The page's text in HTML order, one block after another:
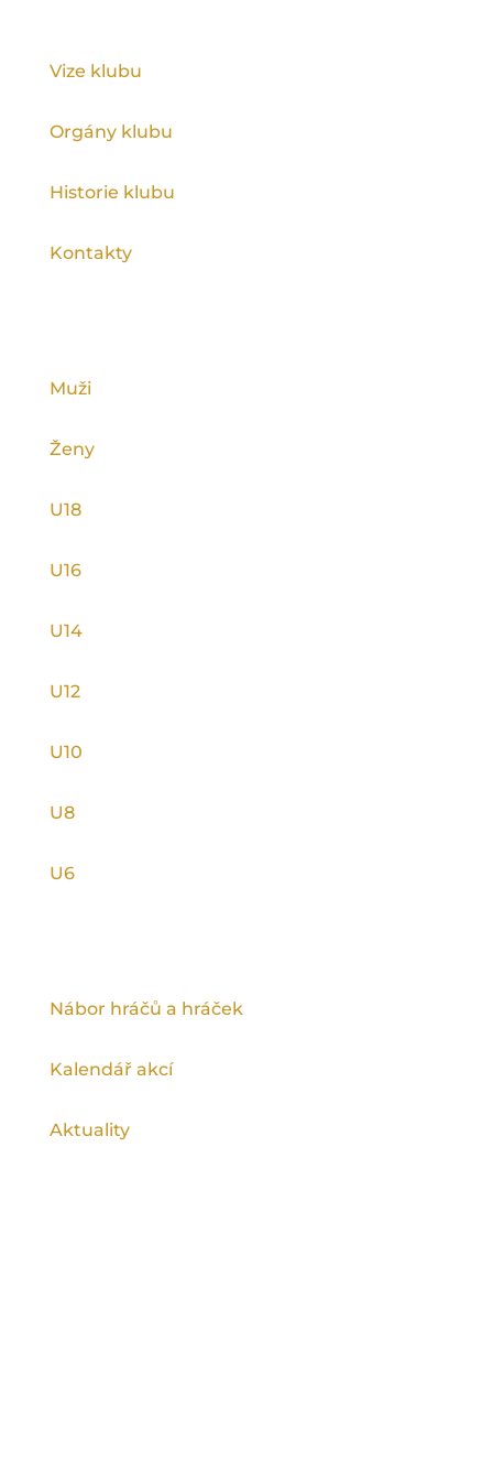
Vize klubu
Orgány klubu
Historie klubu
Kontakty
Muži
Ženy
U18
U16
U14
U12
U10
U8
U6
Nábor hráčů a hráček
Kalendář akcí
Aktuality